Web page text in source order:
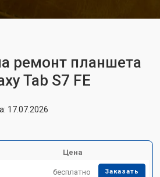
ремонт планшета
Tab S7 FE
17.07.2026
Цена
бесплатно Заказать